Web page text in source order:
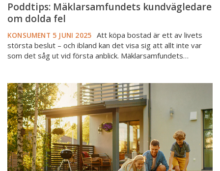
Poddtips: Mäklarsamfundets kundvägledare
om dolda fel
KONSUMENT 5 JUNI 2025 Att köpa bostad är ett av livets
största beslut – och ibland kan det visa sig att allt inte var
som det såg ut vid första anblick. Mäklarsamfundets…
Skydda
säljaren
mot
oväntade
kostnader
med
en
dolda